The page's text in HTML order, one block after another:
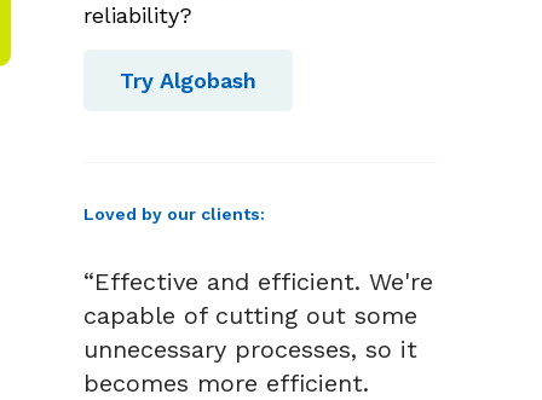
reliability?
Try Algobash
Loved by our clients:
“Effective and efficient. We're
capable of cutting out some
unnecessary processes, so it
becomes more efficient.